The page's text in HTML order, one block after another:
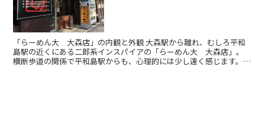
「らーめん大 大森店」の内観と外観 大森駅から離れ、むしろ平和
島駅の近くにある二郎系インスパイアの「らーめん大 大森店」。
横断歩道の関係で平和島駅からも、心理的には少し遠く感じます。